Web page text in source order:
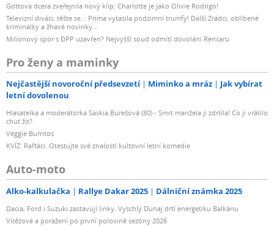
Gottova dcera zveřejnila nový klip: Charlotte je jako Olivie Rodrigo!
Televizní diváci, těšte se... Prima vytasila podzimní trumfy! Další Zrádci, oblíbené
kriminálky a žhavé novinky...
Milionový spor s DPP uzavřen? Nejvyšší soud odmítl dovolání Rencaru
Pro ženy a maminky
Nejčastější novoroční předsevzetí Miminko a mráz
Jak vybírat
letní dovolenou
Hlasatelka a moderátorka Saskia Burešová (80) - Smrt manžela ji zdrtila! Co jí vrátilo
chuť žít?
Veggie Burritos
KVÍZ: Rafťáci. Otestujte své znalosti kultovní letní komedie
Auto-moto
Alko-kalkulačka Rallye Dakar 2025 Dálniční známka 2025
Dacia, Ford i Suzuki zastavují linky. Vyschlý Dunaj drtí energetiku Balkánu
Vítězové a poražení po první polovině sezóny 2026